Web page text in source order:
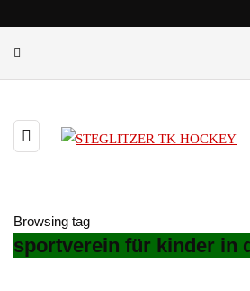
Browsing tag
sportverein für kinder in